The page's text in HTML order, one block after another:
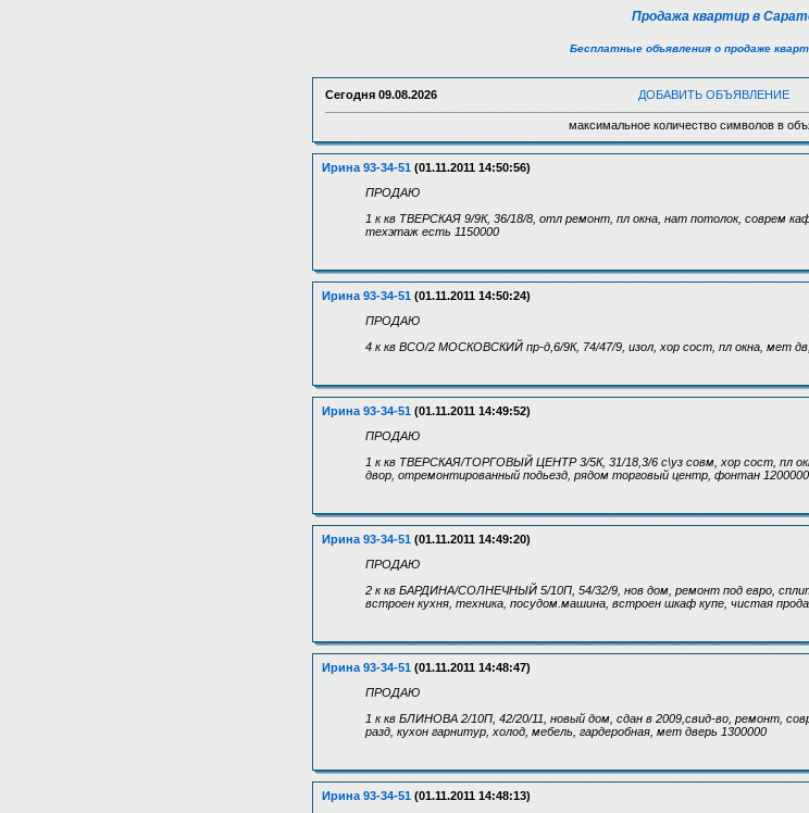
Продажа квартир в
Бесплатные объявления о продаже
Сегодня 09.08.2026 ДОБАВИТЬ ОБЪЯВЛЕНИЕ
максимальное количество символов в
Ирина 93-34-51 (01.11.2011 14:50:56)
ПРОДАЮ
1 к кв ТВЕРСКАЯ 9/9К, 36/18/8, отл ремонт, пл окна, нат потолок, соврем
техэтаж есть 1150000
Ирина 93-34-51 (01.11.2011 14:50:24)
ПРОДАЮ
4 к кв ВСО/2 МОСКОВСКИЙ пр-д,6/9К, 74/47/9, изол, хор сост, пл окна, мет
Ирина 93-34-51 (01.11.2011 14:49:52)
ПРОДАЮ
1 к кв ТВЕРСКАЯ/ТОРГОВЫЙ ЦЕНТР 3/5К, 31/18,3/6 с\уз совм, хор сост, пл
двор, отремонтированный подьезд, рядом торговый центр, фонтан 1200000
Ирина 93-34-51 (01.11.2011 14:49:20)
ПРОДАЮ
2 к кв БАРДИНА/СОЛНЕЧНЫЙ 5/10П, 54/32/9, нов дом, ремонт под евро,
встроен кухня, техника, посудом.машина, встроен шкаф купе, чистая
Ирина 93-34-51 (01.11.2011 14:48:47)
ПРОДАЮ
1 к кв БЛИНОВА 2/10П, 42/20/11, новый дом, сдан в 2009,свид-во, ремонт,
разд, кухон гарнитур, холод, мебель, гардеробная, мет дверь 1300000
Ирина 93-34-51 (01.11.2011 14:48:13)